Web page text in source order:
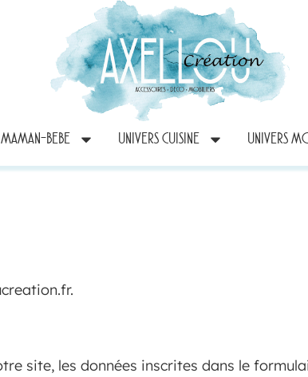
MAMAN-BEBE UNIVERS CUISINE UNIVERS
site, les données inscrites dans le